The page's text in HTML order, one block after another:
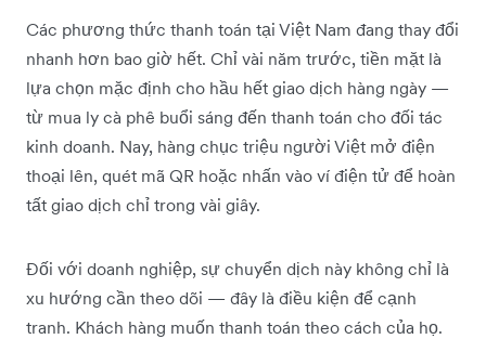
Các phương thức thanh toán tại Việt Nam đang thay đổi
nhanh hơn bao giờ hết. Chỉ vài năm trước, tiền mặt là
lựa chọn mặc định cho hầu hết giao dịch hàng ngày —
từ mua ly cà phê buổi sáng đến thanh toán cho đối tác
kinh doanh. Nay, hàng chục triệu người Việt mở điện
thoại lên, quét mã QR hoặc nhấn vào ví điện tử để hoàn
tất giao dịch chỉ trong vài giây.
Đối với doanh nghiệp, sự chuyển dịch này không chỉ là
xu hướng cần theo dõi — đây là điều kiện để cạnh
tranh. Khách hàng muốn thanh toán theo cách của họ.